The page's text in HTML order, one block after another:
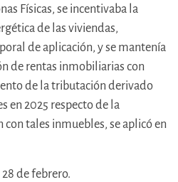
Físicas, se incentivaba la
de las viviendas,
de aplicación, y se mantenía
de rentas inmobiliarias con
de la tributación derivado
en 2025 respecto de la
tales inmuebles, se aplicó en
de febrero.